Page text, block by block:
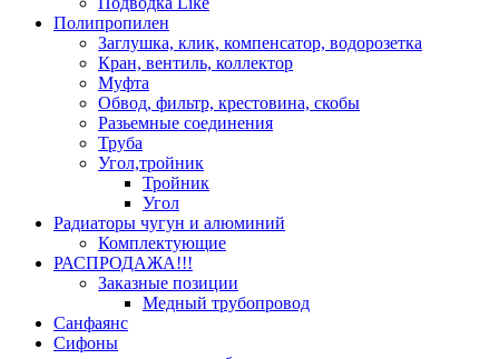
Полипропилен
Заглушка, клик, компенсатор, водорозетка
Кран, вентиль, коллектор
Муфта
Обвод, фильтр, крестовина, скобы
Разьемные соединения
Труба
Угол,тройник
Тройник
Угол
Радиаторы чугун и алюминий
Комплектующие
РАСПРОДАЖА!!!
Заказные позиции
Медный трубопровод
Санфаянс
Сифоны